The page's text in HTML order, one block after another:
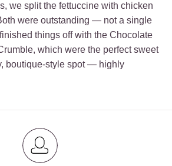
we split the fettuccine with chicken
were outstanding — not a single
things off with the Chocolate
which were the perfect sweet
boutique-style spot — highly